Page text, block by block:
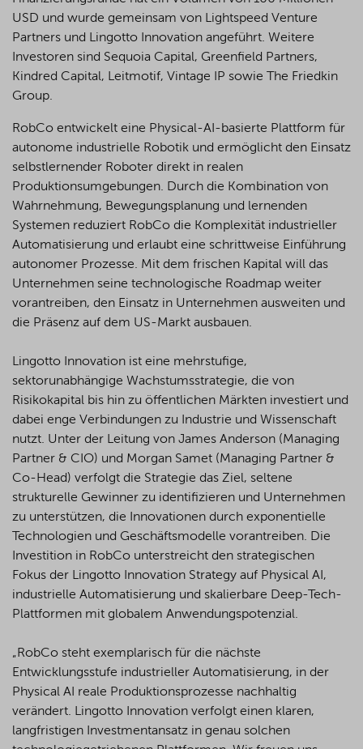
USD und wurde gemeinsam von Lightspeed Venture
Partners und Lingotto Innovation angeführt. Weitere
Investoren sind Sequoia Capital, Greenfield Partners,
Kindred Capital, Leitmotif, Vintage IP sowie The Friedkin
Group.
RobCo entwickelt eine Physical-AI-basierte Plattform für
autonome industrielle Robotik und ermöglicht den Einsatz
selbstlernender Roboter direkt in realen
Produktionsumgebungen. Durch die Kombination von
Wahrnehmung, Bewegungsplanung und lernenden
Systemen reduziert RobCo die Komplexität industrieller
Automatisierung und erlaubt eine schrittweise Einführung
autonomer Prozesse. Mit dem frischen Kapital will das
Unternehmen seine technologische Roadmap weiter
vorantreiben, den Einsatz in Unternehmen ausweiten und
die Präsenz auf dem US-Markt ausbauen.
Lingotto Innovation ist eine mehrstufige,
sektorunabhängige Wachstumsstrategie, die von
Risikokapital bis hin zu öffentlichen Märkten investiert und
dabei enge Verbindungen zu Industrie und Wissenschaft
nutzt. Unter der Leitung von James Anderson (Managing
Partner & CIO) und Morgan Samet (Managing Partner &
Co-Head) verfolgt die Strategie das Ziel, seltene
strukturelle Gewinner zu identifizieren und Unternehmen
zu unterstützen, die Innovationen durch exponentielle
Technologien und Geschäftsmodelle vorantreiben. Die
Investition in RobCo unterstreicht den strategischen
Fokus der Lingotto Innovation Strategy auf Physical AI,
industrielle Automatisierung und skalierbare Deep-Tech-
Plattformen mit globalem Anwendungspotenzial.
„RobCo steht exemplarisch für die nächste
Entwicklungsstufe industrieller Automatisierung, in der
Physical AI reale Produktionsprozesse nachhaltig
verändert. Lingotto Innovation verfolgt einen klaren,
langfristigen Investmentansatz in genau solchen